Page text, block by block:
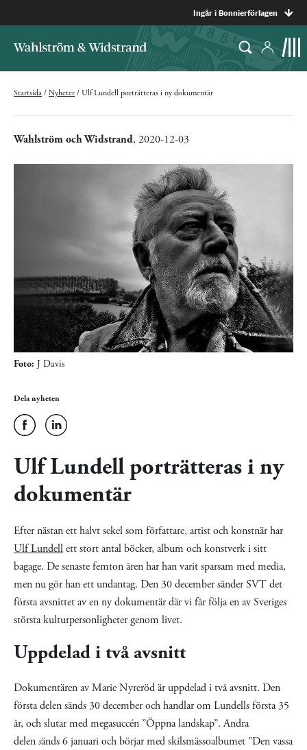
Ingår i Bonnierförlagen
Startsida / Nyheter / Ulf Lundell porträtteras i ny dokumentär
Wahlström och Widstrand, 2020-12-03
Foto: J Davis
Dela nyheten
Ulf Lundell porträtteras i ny
dokumentär
Efter nästan ett halvt sekel som författare, artist och konstnär har
Ulf Lundellett stort antal böcker, album och konstverk i sitt
bagage. De senaste femton åren har han varit sparsam med media,
men nu gör han ett undantag. Den 30 december sänder SVT det
första avsnittet av en ny dokumentär där vi får följa en av Sveriges
största kulturpersonligheter genom livet.
Uppdelad i två avsnitt
Dokumentären av Marie Nyreröd är uppdelad i två avsnitt. Den
första delen sänds 30 december och handlar om Lundells första 35
år, och slutar med megasuccén ”Öppna landskap”. Andra
delensänds 6 januari och börjar med skilsmässoalbumet ”Den vassa